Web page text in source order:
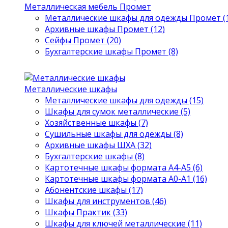
Металлическая мебель Промет
Металлические шкафы для одежды Промет
Архивные шкафы Промет (12)
Сейфы Промет (20)
Бухгалтерские шкафы Промет (8)
Металлические шкафы
Металлические шкафы для одежды (15)
Шкафы для сумок металлические (5)
Хозяйственные шкафы (7)
Сушильные шкафы для одежды (8)
Архивные шкафы ШХА (32)
Бухгалтерские шкафы (8)
Картотечные шкафы формата А4-А5 (6)
Картотечные шкафы формата А0-А1 (16)
Абонентские шкафы (17)
Шкафы для инструментов (46)
Шкафы Практик (33)
Шкафы для ключей металлические (11)